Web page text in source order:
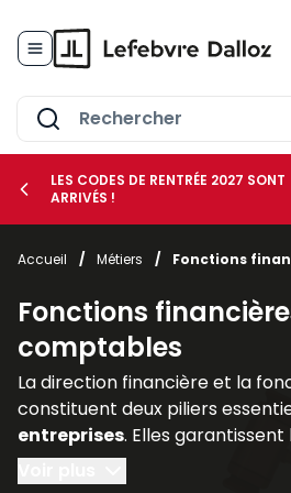
le sous-menu Vos métiers
le sous-menu Vos besoins
LES CODES DE RENTRÉE 2027 SONT
ARRIVÉS !
Accueil / Métiers / Fonctions
Fonctions
comptables
La direction financière et la
constituent deux piliers
entreprises. Elles
l’information financière,